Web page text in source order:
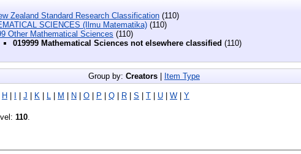
Zealand Standard Research Classification (110)
SCIENCES (Ilmu Matematika) (110)
Other Mathematical Sciences (110)
019999 Mathematical Sciences not elsewhere classified (110)
Group by: Creators | Item Type
H | I | J | K | L | M | N | O | P | Q | R | S | T | U | W | Y
110